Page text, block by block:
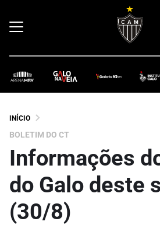
INÍCIO
BOLETIM DO CT
Informações
do Galo deste
(30/8)